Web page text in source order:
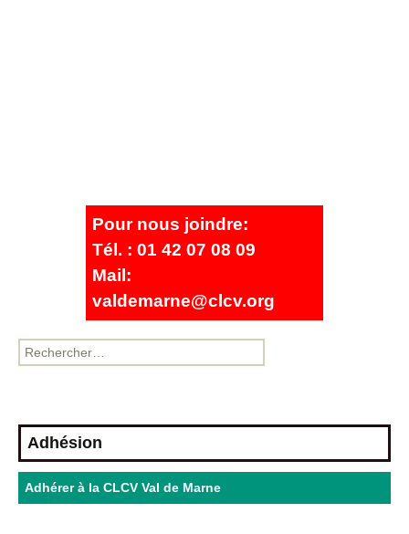
Pour nous joindre:
Tél. : 01 42 07 08 09
Mail:
valdemarne@clcv.org
Adhésion
Adhérer à la CLCV Val de Marne